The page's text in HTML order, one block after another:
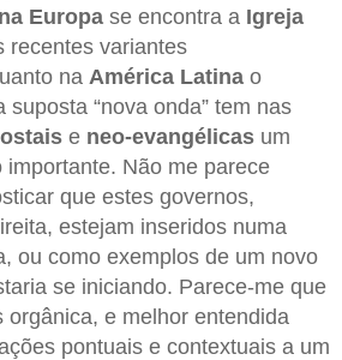
Europa se encontra a Igreja
recentes variantes
na América Latina o
suposta “nova onda” tem nas
e neo-evangélicas um
importante. Não me parece
que estes governos,
estejam inseridos numa
ou como exemplos de um novo
se iniciando. Parece-me que
orgânica, e melhor entendida
pontuais e contextuais a um